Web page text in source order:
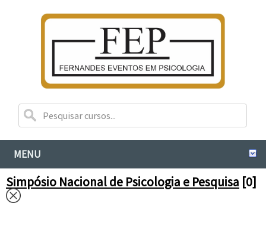
MENU
Simpósio Nacional de Psicologia e Pesquisa [0]